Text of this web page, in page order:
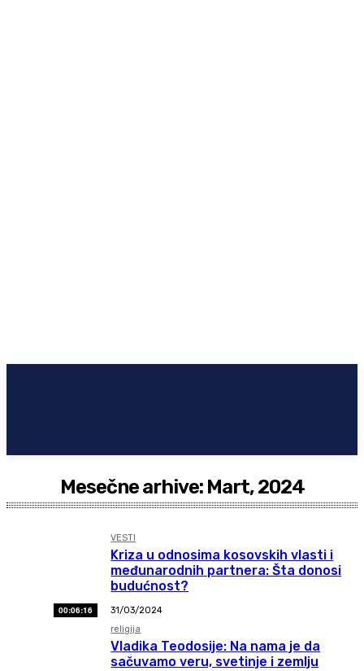
Mesečne arhive: Mart, 2024
00:06:16
VESTI
Kriza u odnosima kosovskih vlasti i
međunarodnih partnera: Šta donosi
budućnost?
31/03/2024
religija
Vladika Teodosije: Na nama je da
sačuvamo veru, svetinje i zemlju